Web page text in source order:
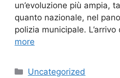
un’evoluzione più ampia,
quanto nazionale, nel
polizia municipale.
more
Categories
Uncategorized